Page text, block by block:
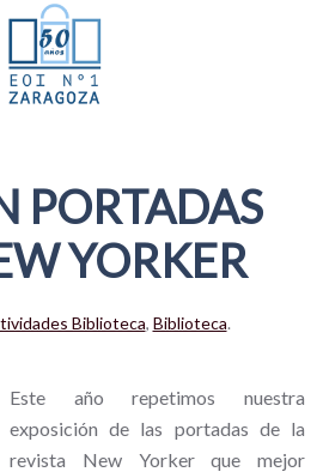
PORTADAS
YORKER
Biblioteca, Biblioteca.
Este año repetimos nuestra
exposición de las portadas de la
revista New Yorker que mejor